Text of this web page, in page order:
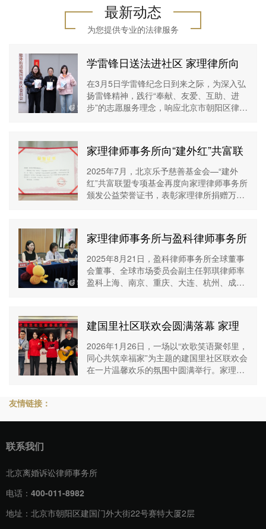
杨帅(合伙人律师)
务所广州分所主任北京
《新闻广播》特邀法律
专家北京电视台《第三
调解室》特邀嘉宾香港
《南华早报》特邀婚姻
家事专业型律师执业经
验10年+
立即咨询→
曹子燕(高级资深律
务所高级资深律师中国
法学交流基金会婚姻家
庭研究专项基金管理委
员会副主任首都经济贸
易大学法学院家族企业
问”大型全媒体系列报
立即咨询→
最新动态
为您提供专业的法律服务
学雷锋日送法进社区 家理律所向
建国里社区捐赠法律书籍
在3月5日学雷锋纪念日到来之际，为深入弘
扬雷锋精神，践行“奉献、友爱、互助、进
步”的志愿服务理念，响应北京市朝阳区律师
外街
家理律师事务所向“建外红”共富联
盟捐赠物资获颁公益荣誉证书
2025年7月，北京乐予慈善基金会—“建外
红”共富联盟专项基金再度向家理律师事务所
颁发公益荣誉证书，表彰家理律所捐赠万元
家理律师事务所与盈科律师事务所
共话律所发展新范式
2025年8月21日，盈科律师事务所全球董事
会董事、全球市场委员会副主任郭琪律师率
盈科上海、南京、重庆、大连、杭州、成
流，双
建国里社区联欢会圆满落幕 家理
律所携法治温情暖邻里
2026年1月26日，一场以“欢歌笑语聚邻里，
同心共筑幸福家”为主题的建国里社区联欢会
在一片温馨欢乐的氛围中圆满举行。家理律
友情链接：
联系我们
北京离婚诉讼律师事务所
电话： 400-011-8982
地址：北京市朝阳区建国门外大街22号赛特大厦2层